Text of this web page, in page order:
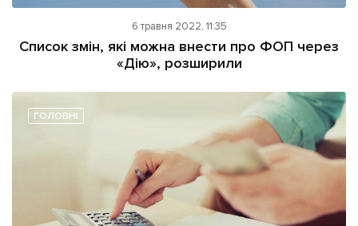
6 травня 2022, 11:35
Список змін, які можна внести про ФОП через
«Дію», розширили
ГОЛОВНІ